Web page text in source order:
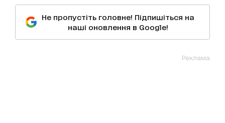
Не пропустіть головне! Підпишіться на
наші оновлення в Google!
Реклама